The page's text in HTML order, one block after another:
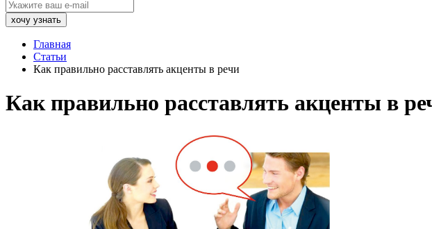
Главная
Статьи
Как правильно расставлять акценты в речи
Как правильно расставлять акценты в